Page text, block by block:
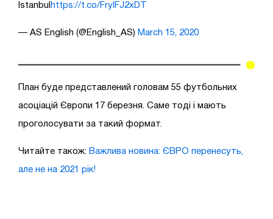
Istanbul https://t.co/FrylFJ2xDT
— AS English (@English_AS) March 15, 2020
План буде представлений головам 55 футбольних
асоціацій Європи 17 березня. Саме тоді і мають
проголосувати за такий формат.
Читайте також: Важлива новина: ЄВРО перенесуть,
але не на 2021 рік!